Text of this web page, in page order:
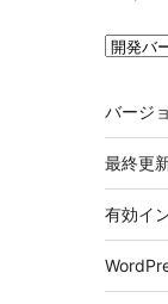
メ
タ
バージ
最終更
有効イ